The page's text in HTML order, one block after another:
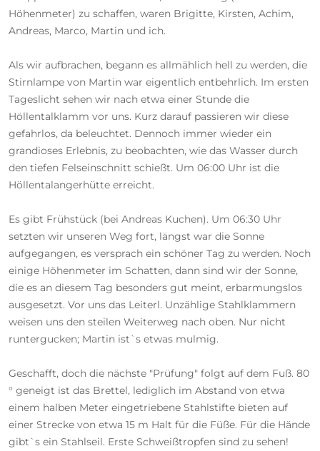
Höhenmeter) zu schaffen, waren Brigitte, Kirsten, Achim,
Andreas, Marco, Martin und ich.
Als wir aufbrachen, begann es allmählich hell zu werden, die
Stirnlampe von Martin war eigentlich entbehrlich. Im ersten
Tageslicht sehen wir nach etwa einer Stunde die
Höllentalklamm vor uns. Kurz darauf passieren wir diese
gefahrlos, da beleuchtet. Dennoch immer wieder ein
grandioses Erlebnis, zu beobachten, wie das Wasser durch
den tiefen Felseinschnitt schießt. Um 06:00 Uhr ist die
Höllentalangerhütte erreicht.
Es gibt Frühstück (bei Andreas Kuchen). Um 06:30 Uhr
setzten wir unseren Weg fort, längst war die Sonne
aufgegangen, es versprach ein schöner Tag zu werden. Noch
einige Höhenmeter im Schatten, dann sind wir der Sonne,
die es an diesem Tag besonders gut meint, erbarmungslos
ausgesetzt. Vor uns das Leiterl. Unzählige Stahlklammern
weisen uns den steilen Weiterweg nach oben. Nur nicht
runtergucken; Martin ist`s etwas mulmig.
Geschafft, doch die nächste "Prüfung" folgt auf dem Fuß. 80
° geneigt ist das Brettel, lediglich im Abstand von etwa
einem halben Meter eingetriebene Stahlstifte bieten auf
einer Strecke von etwa 15 m Halt für die Füße. Für die Hände
gibt`s ein Stahlseil. Erste Schweißtropfen sind zu sehen!